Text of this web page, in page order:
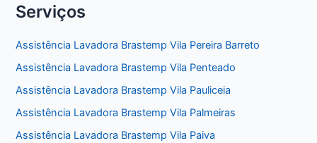
Serviços
Assistência Lavadora Brastemp Vila Pereira Barreto
Assistência Lavadora Brastemp Vila Penteado
Assistência Lavadora Brastemp Vila Pauliceia
Assistência Lavadora Brastemp Vila Palmeiras
Assistência Lavadora Brastemp Vila Paiva